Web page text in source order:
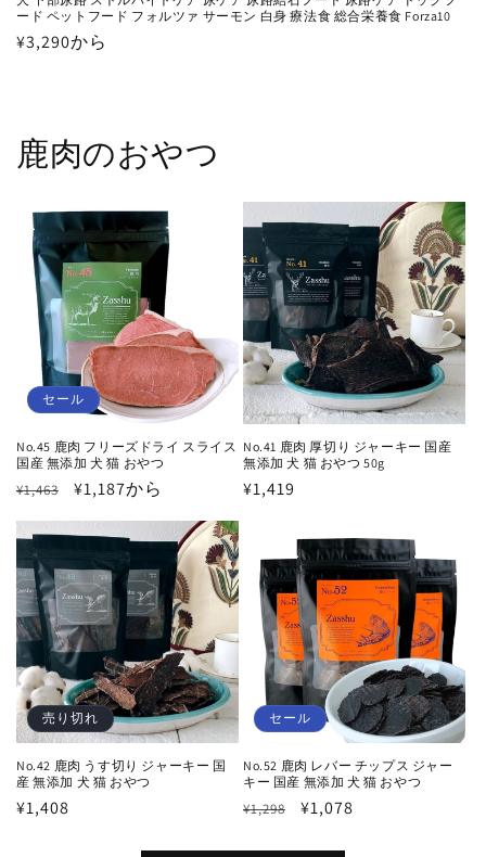
ード ペットフード フォルツァ サーモン 白身 療法食 総合栄養食 Forza10
通
¥3,290から
鹿肉のおやつ
セール
No.45 鹿肉 フリーズドライ スライス
国産 無添加 犬 猫 おやつ
通
価
格
¥1,463
セ
ル
価
格
¥1,187から
No.41 鹿肉 厚切り ジャーキー 国産
無添加 犬 猫 おやつ 50g
通
格
¥1,419
売り切れ
No.42 鹿肉 うす切り ジャーキー 国
産 無添加 犬 猫 おやつ
通
¥1,408
セール
No.52 鹿肉 レバー チップス ジャー
キー 国産 無添加 犬 猫 おやつ
通
¥1,298
セ
¥1,078